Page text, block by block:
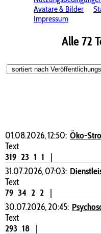
Avatare & Bilder
Impressum
Alle 72
01.08.2026, 12:50: Öko-
Text
319 23 1 1
|
31.07.2026, 07:03:
Text
79 34 2 2
|
30.07.2026, 20:45:
Text
293 18
|